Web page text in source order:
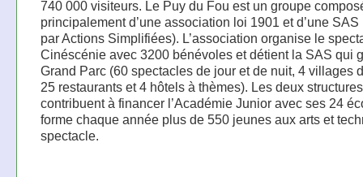
740 000 visiteurs. Le Puy du Fou est un groupe
principalement d’une association loi 1901 et d’une
par Actions Simplifiées). L’association organise le
Cinéscénie avec 3200 bénévoles et détient la SAS qui
Grand Parc (60 spectacles de jour et de nuit, 4 villages
25 restaurants et 4 hôtels à thèmes). Les deux structures
contribuent à financer l’Académie Junior avec ses 24
forme chaque année plus de 550 jeunes aux arts et
spectacle.